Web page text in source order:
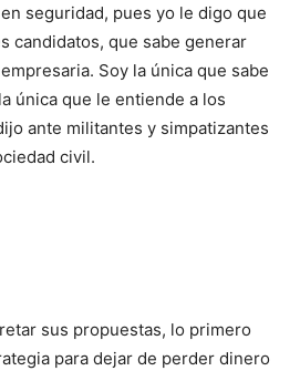
seguridad, pues yo le digo que
candidatos, que sabe generar
Soy la única que sabe
única que le entiende a los
ante militantes y simpatizantes
civil.
sus propuestas, lo primero
para dejar de perder dinero